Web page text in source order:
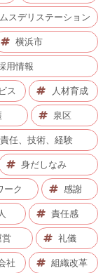
スデリステーション
横浜市
用情報
ス 人材育成
泉区
責任、技術、経験
身だしなみ
ーク 感謝
責任感
営 礼儀
社 組織改革